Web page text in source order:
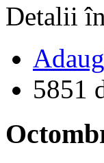
Detalii
5851